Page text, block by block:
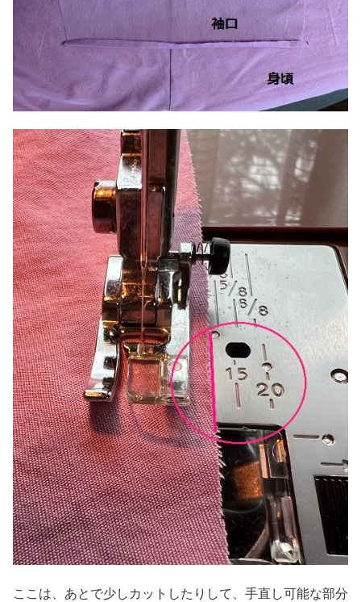
ここは、あとで少しカットしたりして、手直し可能な部分